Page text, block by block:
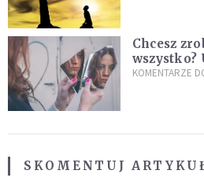
Chcesz
wszystko?
w groźną
KOMENTARZE
SKOMENTUJ